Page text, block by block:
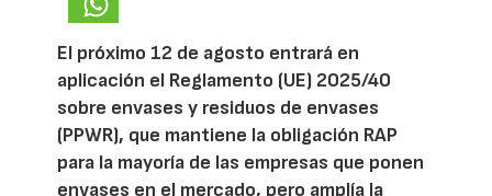
El próximo 12 de agosto entrará en
aplicación el Reglamento (UE) 2025/40
sobre envases y residuos de envases
(PPWR), que mantiene la obligación RAP
para la mayoría de las empresas que ponen
envases en el mercado, pero amplía la